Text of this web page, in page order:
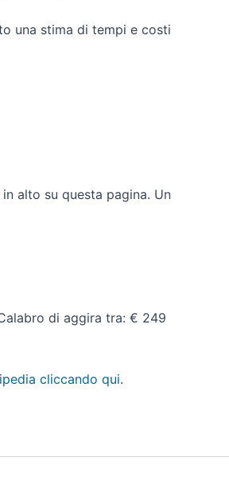
una stima di tempi e costi
alto su questa pagina. Un
di aggira tra: € 249
cliccando qui.